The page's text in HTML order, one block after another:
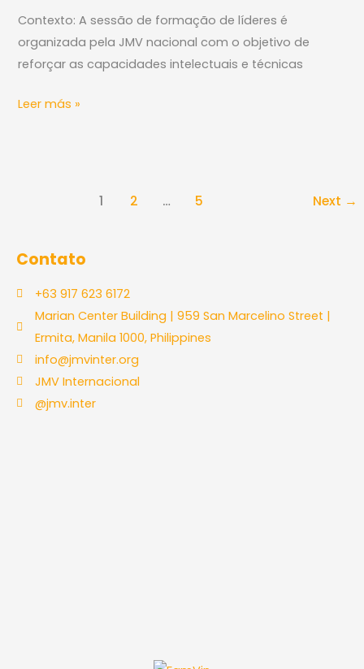
Contexto: A sessão de formação de líderes é
organizada pela JMV nacional com o objetivo de
reforçar as capacidades intelectuais e técnicas
LÍDERES
Leer más »
1 2 … 5 Next →
Contato
+63 917 623 6172
Marian Center Building | 959 San Marcelino Street |
Ermita, Manila 1000, Philippines
info@jmvinter.org
JMV Internacional
@jmv.inter